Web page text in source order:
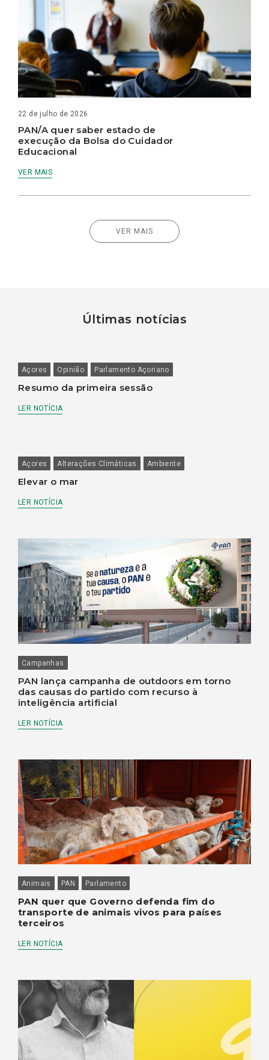
22 de julho de 2026
PAN/A quer saber estado de
execução da Bolsa do Cuidador
Educacional
VER MAIS
VER MAIS
Últimas notícias
Açores Opinião Parlamento Açoriano
Resumo da primeira sessão
LER NOTÍCIA
Açores Alterações Climáticas Ambiente
Elevar o mar
LER NOTÍCIA
Campanhas
PAN lança campanha de outdoors em torno
das causas do partido com recurso à
inteligência artificial
LER NOTÍCIA
Animais PAN Parlamento
PAN quer que Governo defenda fim do
transporte de animais vivos para países
terceiros
LER NOTÍCIA